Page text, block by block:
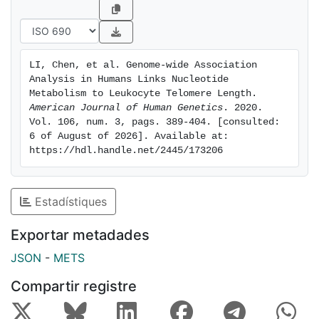
cancer types. Our findings substantially expand
current knowledge on genes that regulate LTL and
their impact on human health and disease.
LI, Chen, et al. Genome-wide Association
Analysis in Humans Links Nucleotide
American Journal of Human Genetics . 2020.
Vol. 106, num. 3, pags. 389-404. [consulted:
6 of August of 2026]. Available at:
https://hdl.handle.net/2445/173206
Estadístiques
Exportar metadades
JSON - METS
Compartir registre